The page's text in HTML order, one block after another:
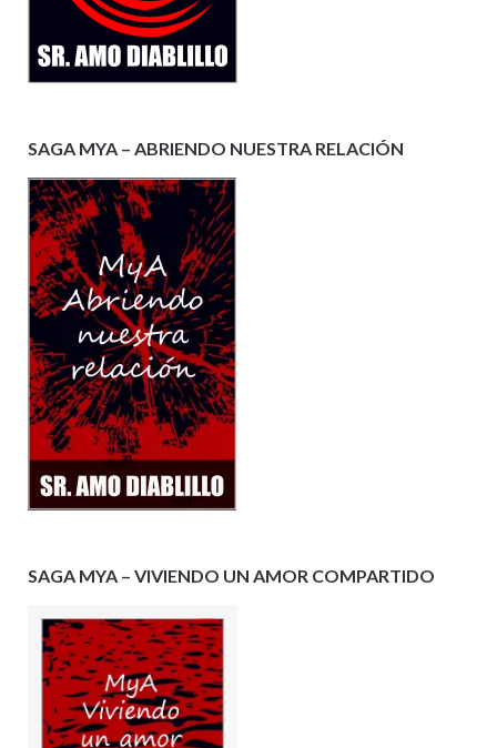
SAGA MYA – ABRIENDO NUESTRA RELACIÓN
SAGA MYA – VIVIENDO UN AMOR COMPARTIDO